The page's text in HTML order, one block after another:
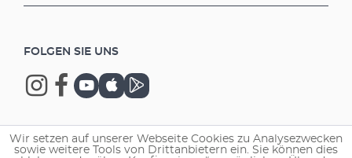
FOLGEN SIE UNS
Copyright © 2026 EHEIM GmbH & Co. KG.
Wir setzen auf unserer Webseite Cookies zu Analysezwecken
sowie weitere Tools von Drittanbietern ein. Sie können dies